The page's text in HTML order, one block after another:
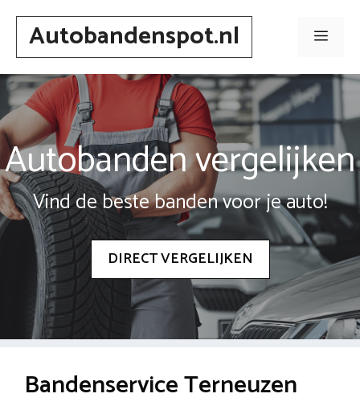
Spring
inhoudAutobandenspot.nl Menu
Autobanden vergelijken
Vind de beste banden voor je auto!
DIRECT VERGELIJKEN
Bandenservice Terneuzen